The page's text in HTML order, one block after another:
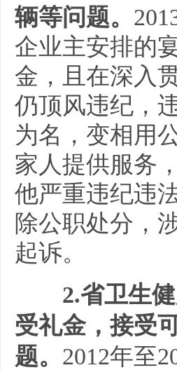
辆等问题。
企业主安排的
金，且在深入
仍顶风违纪，
为名，变相用
家人提供服务
他严重违纪违
除公职处分，
起诉。
2.省卫生
受礼金，接受
题。 2012年至